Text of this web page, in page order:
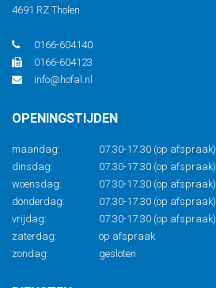
4691 RZ Tholen
0166-604140
0166-604123
info@hofal.nl
OPENINGSTIJDEN
maandag:
07.30-17.30 (op afspraak)
dinsdag:
07.30-17.30 (op afspraak)
woensdag:
07.30-17.30 (op afspraak)
donderdag:
07.30-17.30 (op afspraak)
vrijdag:
07.30-17.30 (op afspraak)
zaterdag:
op afspraak
zondag:
gesloten